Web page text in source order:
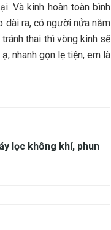
Và kinh hoàn toàn bình
dài ra, có người nửa năm
thai thì vòng kinh sẽ
nhanh gọn lẹ tiện, em là
lọc không khí, phun